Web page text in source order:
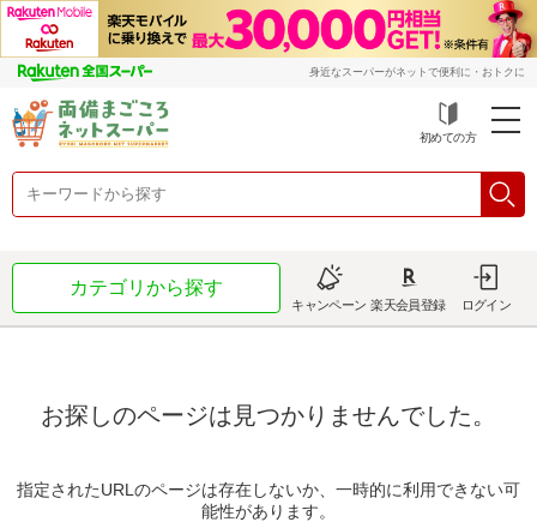
身近なスーパーがネットで便利に・おトクに
初めての方
カテゴリから探す
キャンペーン 楽天会員登録 ログイン
お探しのページは見つかりませんでした。
指定されたURLのページは存在しないか、一時的に利用できない可
能性があります。